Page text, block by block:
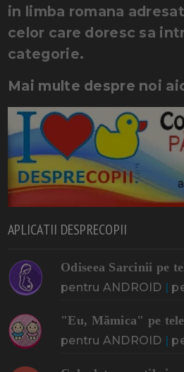
in limba romana
celor care doresc sa
categorie.
Mai multe despre noi
APLICATII DESPRECOPII
Odiseea Sarcinii pe
pentru ANDROID
"Eu, Mămica" pe
pentru ANDROID